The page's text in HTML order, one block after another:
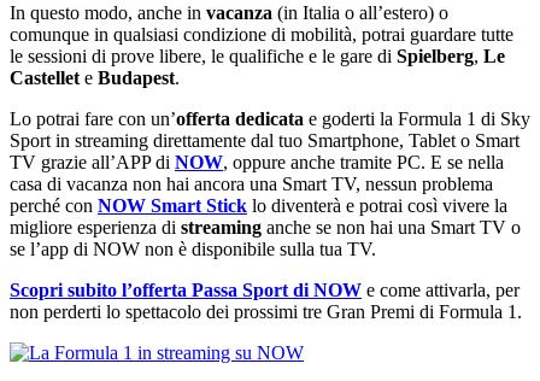
In questo modo, anche in vacanza (in Italia o all’estero) o
comunque in qualsiasi condizione di mobilità, potrai guardare tutte
le sessioni di prove libere, le qualifiche e le gare di Spielberg, Le
Castellet e Budapest.
Lo potrai fare con un’offerta dedicata e goderti la Formula 1 di Sky
Sport in streaming direttamente dal tuo Smartphone, Tablet o Smart
TV grazie all’APP di NOW, oppure anche tramite PC. E se nella
casa di vacanza non hai ancora una Smart TV, nessun problema
perché con NOW Smart Stick lo diventerà e potrai così vivere la
migliore esperienza di streaming anche se non hai una Smart TV o
se l’app di NOW non è disponibile sulla tua TV.
Scopri subito l’offerta Passa Sport di NOW e come attivarla, per
non perderti lo spettacolo dei prossimi tre Gran Premi di Formula 1.